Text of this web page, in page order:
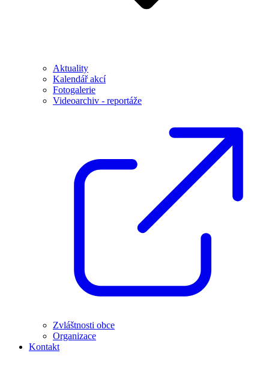
Aktuality
Kalendář akcí
Fotogalerie
Videoarchiv - reportáže
Zvláštnosti obce
Organizace
Kontakt